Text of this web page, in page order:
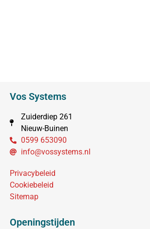
Vos Systems
Zuiderdiep 261
Nieuw-Buinen
0599 653090
info@vossystems.nl
Privacybeleid
Cookiebeleid
Sitemap
Openingstijden